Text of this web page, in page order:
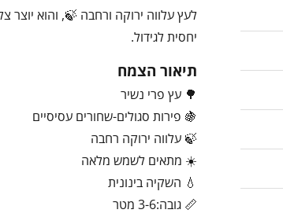
לעץ עלווה ירוקה ורחבה 🍃, והוא
יחסית לגידול.
תיאור הצמח
🌳 עץ פרי נשיר
🍇 פירות סגולים-שחורים עסיסיים
🍃 עלווה ירוקה רחבה
☀️ מתאים לשמש מלאה
💧 השקיה בינונית
📏 גובה:3-6 מטר